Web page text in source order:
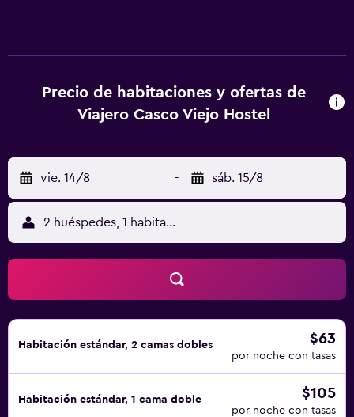
todos los días y es posible solicitar juegos de cama
hipoalergénicos. Los servicios de ocio y esparcimiento en
Precio de habitaciones y ofertas de
Viajero Casco Viejo Hostel
vie. 14/8 - sáb. 15/8
2 huéspedes, 1 habitación
Habitación estándar, 2 camas dobles $63
por noche con tasas
Habitación estándar, 1 cama doble $105
por noche con tasas